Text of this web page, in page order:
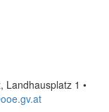
Landhausplatz 1 •